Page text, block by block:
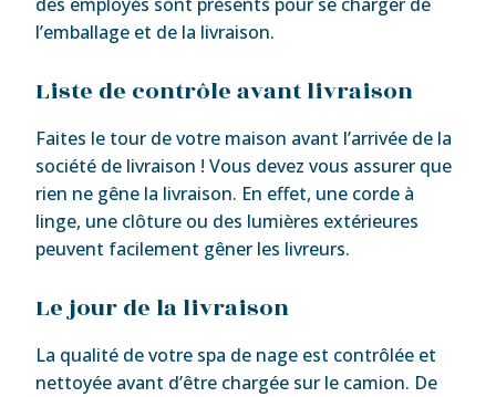
des employés sont présents pour se charger de
l’emballage et de la livraison.
Liste de contrôle avant livraison
Faites le tour de votre maison avant l’arrivée de la
société de livraison ! Vous devez vous assurer que
rien ne gêne la livraison. En effet, une corde à
linge, une clôture ou des lumières extérieures
peuvent facilement gêner les livreurs.
Le jour de la livraison
La qualité de votre spa de nage est contrôlée et
nettoyée avant d’être chargée sur le camion. De